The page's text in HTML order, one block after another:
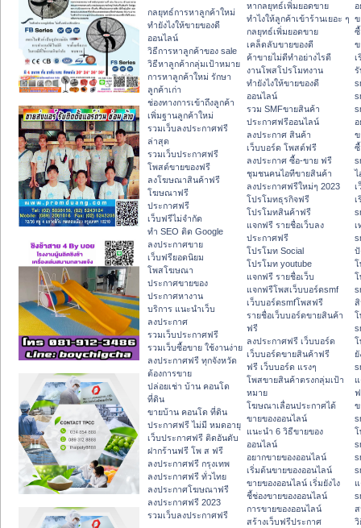
กลยุทธ์การหาลูกค้าใหม่
ทํายังไงให้ขายของดี
ออนไลน์
วิธีการหาลูกค้าของ sale
วิธีหาลูกค้ากลุ่มเป้าหมาย
การหาลูกค้าใหม่ รักษา
ลูกค้าเก่า
ช่องทางการเข้าถึงลูกค้า
เพิ่มฐานลูกค้าใหม่
รวมเว็บลงประกาศฟรี
ล่าสุด
รวมเว็บประกาศฟรี
โพสต์ขายของฟรี
ลงโฆษณาสินค้าฟรี
โฆษณาฟรี
ประกาศฟรี
เว็บฟรีไม่จำกัด
ทำ SEO ติด Google
ลงประกาศขาย
เว็บฟรียอดนิยม
โพสโฆษณา
ประกาศขายของ
ประกาศหางาน
บริการ แนะนำเว็บ
ลงประกาศ
รวมเว็บประกาศฟรี
รวมเว็บซื้อขาย ใช้งานง่าย
ลงประกาศฟรี ทุกจังหวัด
ต้องการขาย
ปล่อยเช่า บ้าน คอนโด
ที่ดิน
ขายบ้าน คอนโด ที่ดิน
ประกาศฟรี ไม่มี หมดอายุ
เว็บประกาศฟรี ติดอันดับ
ฝากร้านฟรี โพ ส ฟรี
ลงประกาศฟรี กรุงเทพ
ลงประกาศฟรี ทั่วไทย
ลงประกาศโฆษณาฟรี
ลงประกาศฟรี 2023
รวมเว็บลงประกาศฟรี
หากลยุทธ์เพิ่มยอดขาย
ทําไงให้ลูกค้าเข้าร้านเยอะ ๆ
กลยุทธ์เพิ่มยอดขาย
เคล็ดลับขายของดี
ค้าขายไม่ดีทำอย่างไรดี
งานโพสโปรโมทงาน
ทํายังไงให้ขายของดี
ออนไลน์
รวม SMFขายสินค้า
ประกาศฟรีออนไลน์
ลงประกาศ สินค้า
เว็บบอร์ด โพสต์ฟรี
ลงประกาศ ซื้อ-ขาย ฟรี
ชุมชนคนไอทีขายสินค้า
ลงประกาศฟรีใหม่ๆ 2023
โปรโมทธุรกิจฟรี
โปรโมทสินค้าฟรี
แจกฟรี รายชื่อเว็บลง
ประกาศฟรี
โปรโมท Social
โปรโมท youtube
แจกฟรี รายชื่อเว็บ
แจกฟรีโพสเว็บบอร์ดsmf
เว็บบอร์ดsmfโพสฟรี
รายชื่อเว็บบอร์ดขายสินค้า
ฟรี
ลงประกาศฟรี เว็บบอร์ด
เว็บบอร์ดขายสินค้าฟรี
ฟรี เว็บบอร์ด แรงๆ
โพสขายสินค้าตรงกลุ่มเป้า
หมาย
โฆษณาเลื่อนประกาศได้
ขายของออนไลน์
แนะนำ 6 วิธีขายของ
ออนไลน์
อยากขายของออนไลน์
เริ่มต้นขายของออนไลน์
ขายของออนไลน์ เริ่มยังไง
ชี้ช่องขายของออนไลน์
การขายของออนไลน์
สร้างเว็บฟรีประกาศ
ข
เ
รั
ข
ไ
เ
เ
เ
ปั
โ
โ
ข
โ
ส
วิ